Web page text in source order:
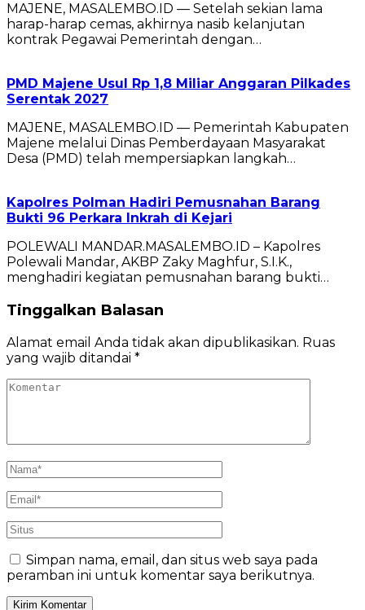
MAJENE, MASALEMBO.ID — Setelah sekian lama
harap-harap cemas, akhirnya nasib kelanjutan
kontrak Pegawai Pemerintah dengan…
PMD Majene Usul Rp 1,8 Miliar Anggaran Pilkades
Serentak 2027
MAJENE, MASALEMBO.ID — Pemerintah Kabupaten
Majene melalui Dinas Pemberdayaan Masyarakat
Desa (PMD) telah mempersiapkan langkah…
Kapolres Polman Hadiri Pemusnahan Barang
Bukti 96 Perkara Inkrah di Kejari
POLEWALI MANDAR.MASALEMBO.ID – Kapolres
Polewali Mandar, AKBP Zaky Maghfur, S.I.K.,
menghadiri kegiatan pemusnahan barang bukti…
Tinggalkan Balasan
Alamat email Anda tidak akan dipublikasikan. Ruas
yang wajib ditandai *
Simpan nama, email, dan situs web saya pada
peramban ini untuk komentar saya berikutnya.